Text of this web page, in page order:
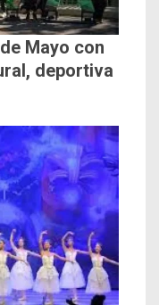
Mayo con
deportiva